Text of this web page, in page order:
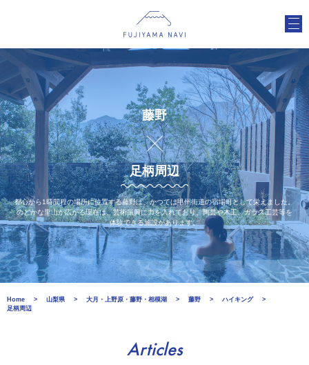
藤野
足柄周辺
都心から1時間程の場所に位置する藤野は、かつては甲州街道の宿場町として栄えました。
のどかな里山が広がる現在は、芸術振興に力を入れており、陶芸や木工、ガラス工芸等を
体験できる施設があります。
Home 山梨県 大月・上野原・藤野・相模湖 藤野
ハイキング
足柄周辺
Articles